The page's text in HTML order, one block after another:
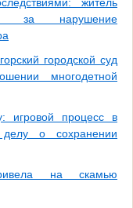
за нарушение
городской суд
многодетной
игровой процесс в
о сохранении
на скамью